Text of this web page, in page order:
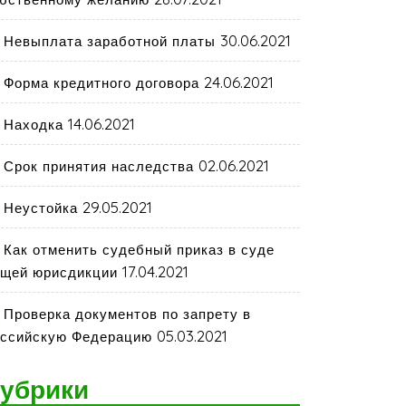
Невыплата заработной платы 30.06.2021
Форма кредитного договора 24.06.2021
Находка 14.06.2021
Срок принятия наследства 02.06.2021
Неустойка 29.05.2021
Как отменить судебный приказ в суде
юрисдикции 17.04.2021
Проверка документов по запрету в
Федерацию 05.03.2021